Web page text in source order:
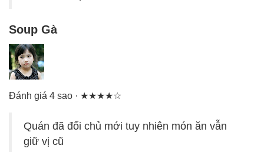
Soup Gà
Đánh giá 4 sao · ★★★★☆
Quán đã đổi chủ mới tuy nhiên món ăn vẫn
giữ vị cũ